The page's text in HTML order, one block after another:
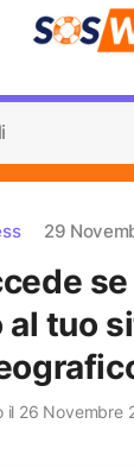
29
al tuo
il 26 Novembre